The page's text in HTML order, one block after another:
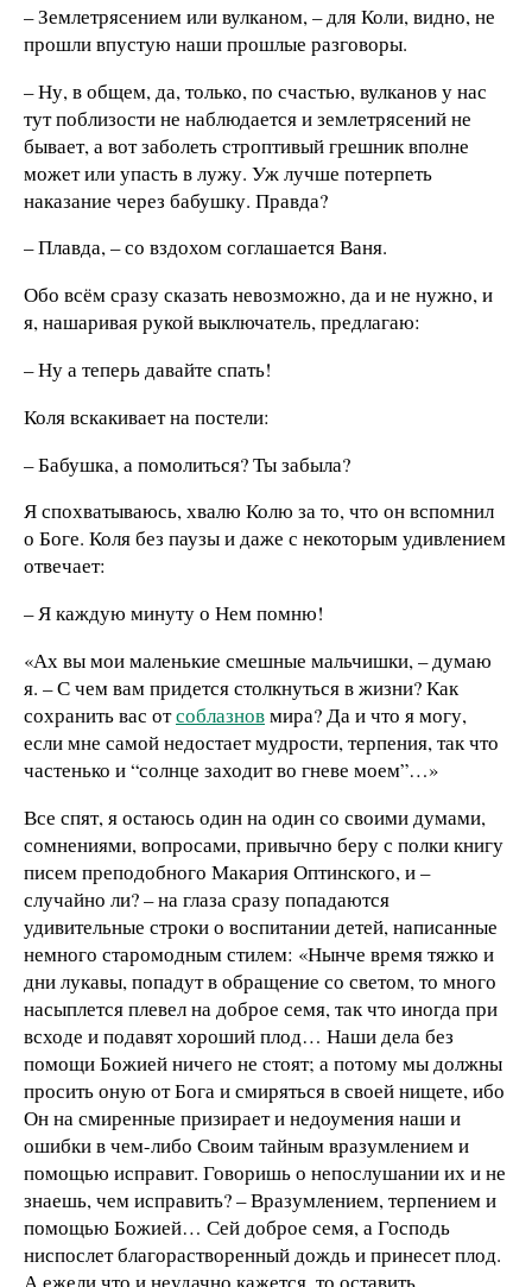
– Землетрясением или вулканом, – для Коли, видно, не
прошли впустую наши прошлые разговоры.
– Ну, в общем, да, только, по счастью, вулканов у нас
тут поблизости не наблюдается и землетрясений не
бывает, а вот заболеть строптивый грешник вполне
может или упасть в лужу. Уж лучше потерпеть
наказание через бабушку. Правда?
– Плавда, – со вздохом соглашается Ваня.
Обо всём сразу сказать невозможно, да и не нужно, и
я, нашаривая рукой выключатель, предлагаю:
– Ну а теперь давайте спать!
Коля вскакивает на постели:
– Бабушка, а помолиться? Ты забыла?
Я спохватываюсь, хвалю Колю за то, что он вспомнил
о Боге. Коля без паузы и даже с некоторым удивлением
отвечает:
– Я каждую минуту о Нем помню!
«Ах вы мои маленькие смешные мальчишки, – думаю
я. – С чем вам придется столкнуться в жизни? Как
сохранить вас отсоблазновмира? Да и что я могу,
если мне самой недостает мудрости, терпения, так что
частенько и “солнце заходит во гневе моем”…»
Все спят, я остаюсь один на один со своими думами,
сомнениями, вопросами, привычно беру с полки книгу
писем преподобного Макария Оптинского, и –
случайно ли? – на глаза сразу попадаются
удивительные строки о воспитании детей, написанные
немного старомодным стилем: «Нынче время тяжко и
дни лукавы, попадут в обращение со светом, то много
насыплется плевел на доброе семя, так что иногда при
всходе и подавят хороший плод… Наши дела без
помощи Божией ничего не стоят; а потому мы должны
просить оную от Бога и смиряться в своей нищете, ибо
Он на смиренные призирает и недоумения наши и
ошибки в чем-либо Своим тайным вразумлением и
помощью исправит. Говоришь о непослушании их и не
знаешь, чем исправить? – Вразумлением, терпением и
помощью Божией… Сей доброе семя, а Господь
ниспослет благорастворенный дождь и принесет плод.
А ежели что и неудачно кажется, то оставить